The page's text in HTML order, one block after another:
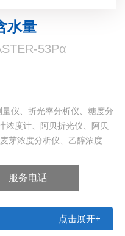
水量
53Pα
仪、折光率分析仪、糖度分
浓度计、阿贝折光仪、阿贝
芽浓度分析仪、乙醇浓度
传感器、双氧水浓度传感
服务电话
点击展开+